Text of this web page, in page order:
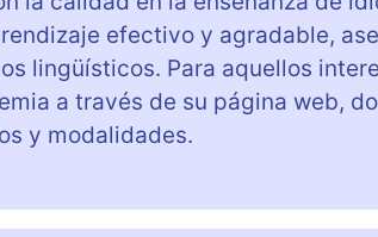
efectivo y agradable,
lingüísticos. Para aquellos
a través de su página web,
y modalidades.